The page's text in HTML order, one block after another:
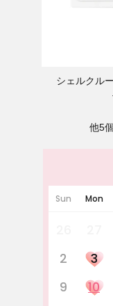
シェルクル
他5
Sun Mon
2
3
9
10